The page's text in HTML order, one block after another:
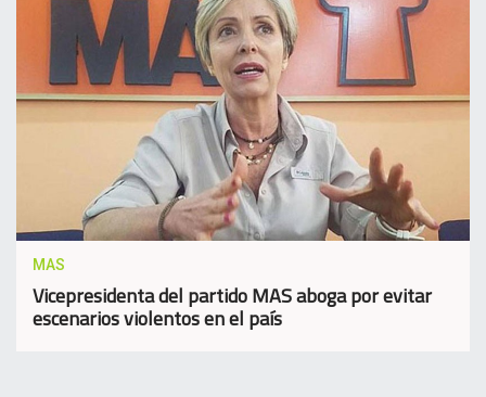
MAS
Vicepresidenta del partido MAS aboga por evitar
escenarios violentos en el país